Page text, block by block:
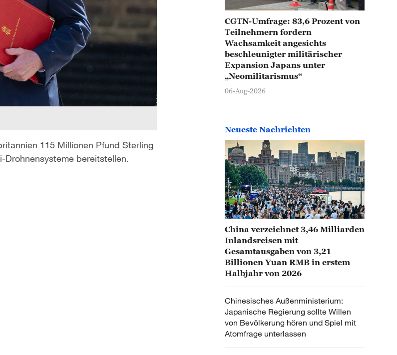
115 Millionen Pfund Sterling
Drohnensysteme bereitstellen.
CGTN-Umfrage: 83,6 Prozent von
Teilnehmern fordern
Wachsamkeit angesichts
beschleunigter militärischer
Expansion Japans unter
„Neomilitarismus“
06-Aug-2026
Neueste Nachrichten
China verzeichnet 3,46 Milliarden
Inlandsreisen mit
Gesamtausgaben von 3,21
Billionen Yuan RMB in erstem
Halbjahr von 2026
Chinesisches Außenministerium:
Japanische Regierung sollte Willen
von Bevölkerung hören und Spiel mit
Atomfrage unterlassen